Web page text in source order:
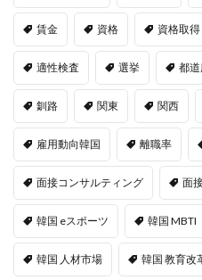
賃金 資格 資格取得
適性検査 選挙 都
釧路 関東 関西
雇用動向韓国 離職率
面接コンサルティング 面
韓国 eスポーツ 韓国 MBTI
韓国 人材市場 韓国 教育改